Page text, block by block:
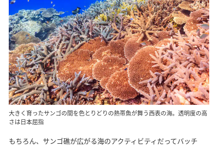
大きく育ったサンゴの間を色とりどりの熱帯魚が舞う西表の海。透明度の高
さは日本屈指
もちろん、サンゴ礁が広がる海のアクティビティだってバッチ